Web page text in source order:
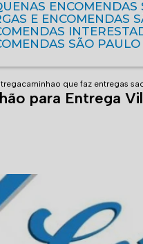
E ENCOMENDAS
SÃO PAULO
caminhao que faz entregas
para Entrega